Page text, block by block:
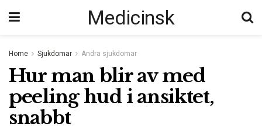
Medicinsk
Home Sjukdomar Andra sjukdomar
Hur man blir av med
peeling hud i ansiktet,
snabbt